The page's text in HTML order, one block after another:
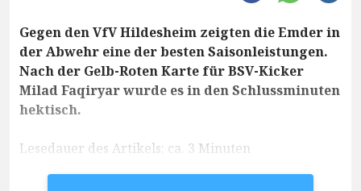
Gegen den VfV Hildesheim zeigten die Emder in
der Abwehr eine der besten Saisonleistungen.
Nach der Gelb-Roten Karte für BSV-Kicker
Milad Faqiryar wurde es in den Schlussminuten
hektisch.
Lesedauer des Artikels: ca. 3 Minuten